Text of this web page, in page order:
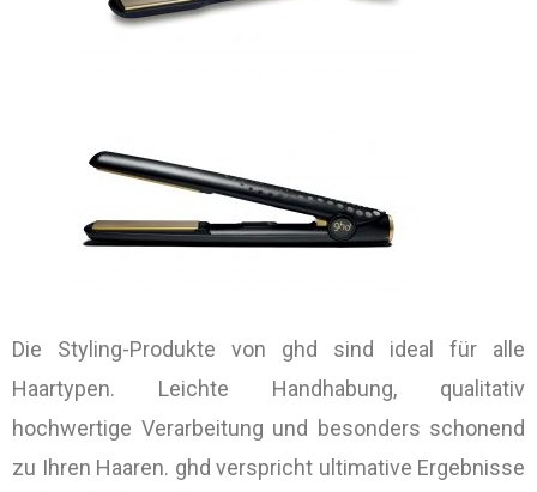
Die Styling-Produkte von ghd sind ideal für alle
Haartypen. Leichte Handhabung, qualitativ
hochwertige Verarbeitung und besonders schonend
zu Ihren Haaren. ghd verspricht ultimative Ergebnisse